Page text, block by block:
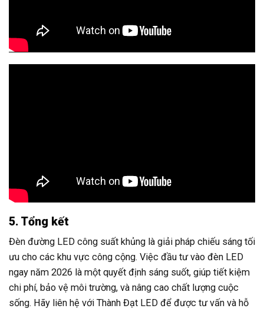
5. Tổng kết
Đèn đường LED công suất khủng là giải pháp chiếu sáng tối
ưu cho các khu vực công cộng. Việc đầu tư vào đèn LED
ngay năm 2026 là một quyết định sáng suốt, giúp tiết kiệm
chi phí, bảo vệ môi trường, và nâng cao chất lượng cuộc
sống. Hãy liên hệ với Thành Đạt LED để được tư vấn và hỗ